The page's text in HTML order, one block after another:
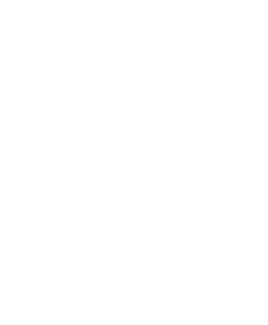
форму. В течение
свяжется Наш менеджер
время доставки